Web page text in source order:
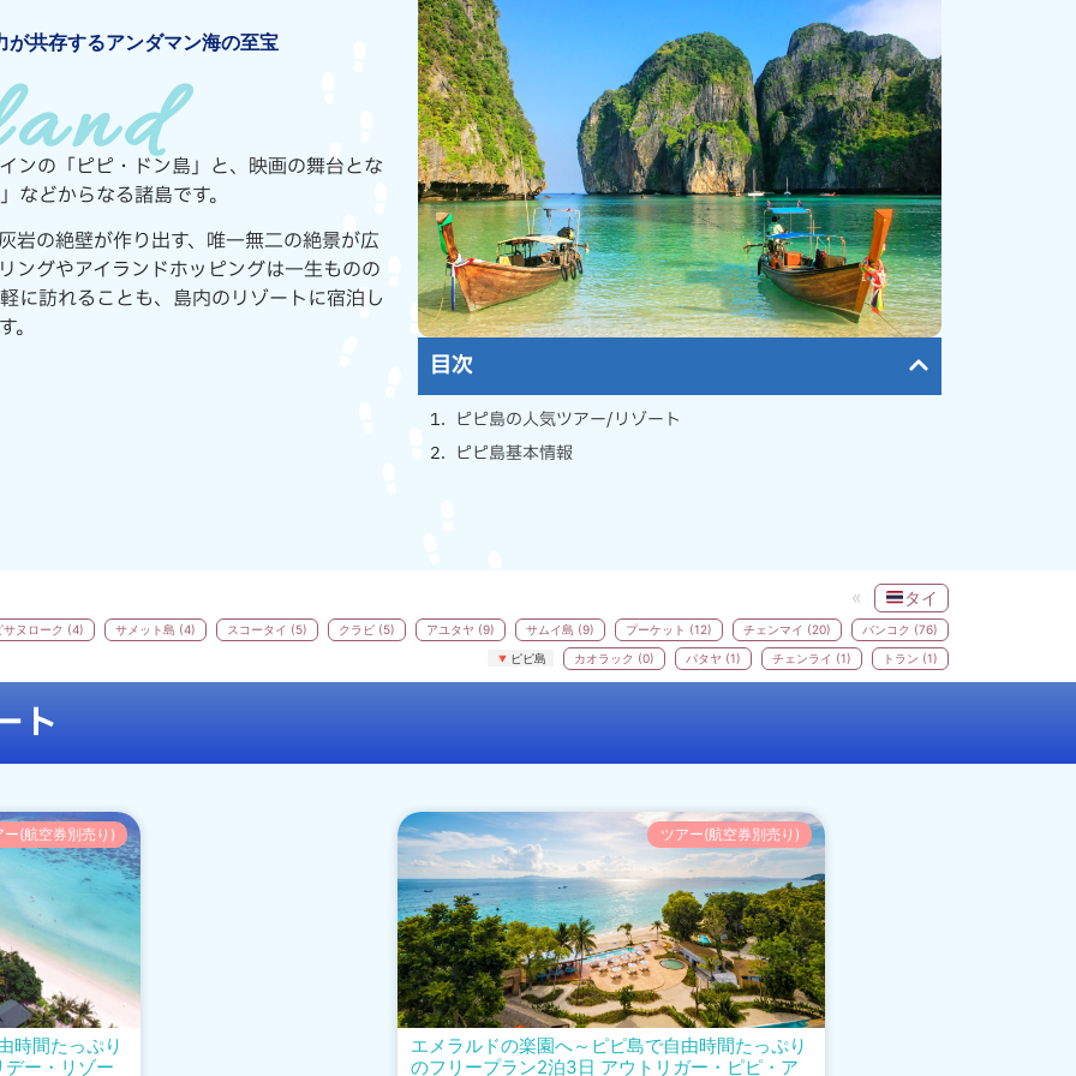
共存するアンダマン海の至宝
ンの「ピピ・ドン島」と、映画の舞台とな
どからなる諸島です。
岩の絶壁が作り出す、唯一無二の絶景が広
ングやアイランドホッピングは一生ものの
に訪れることも、島内のリゾートに宿泊し
目次
ピピ島の人気ツアー/リゾート
ピピ島基本情報
タイ
バンコク (76)
チェンマイ (20)
プーケット (12)
サムイ島 (9)
アユタヤ (9)
クラビ (5)
スコータイ (5)
サメット島 (4)
サヌローク (4)
トラン (1)
チェンライ (1)
パタヤ (1)
カオラック (0)
ピピ島
ト
時間たっぷり
ー・リゾー
ー(航空券別売り)
エメラルドの楽園へ～ピピ島で自由時間たっぷり
のフリープラン2泊3日 アウトリガー・ピピ・ア
ツアー(航空券別売り)